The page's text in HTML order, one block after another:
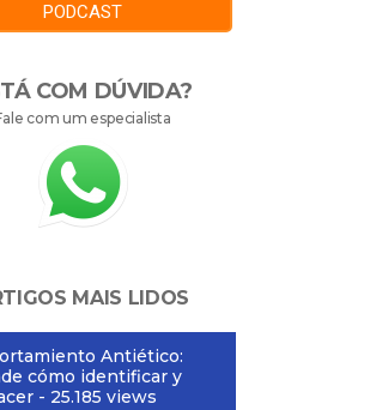
PODCAST
COM DÚVIDA?
com um especialista
MAIS LIDOS
Antiético:
cómo identificar y
- 25.185 views